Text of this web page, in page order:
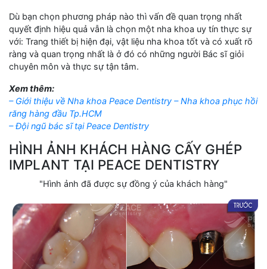
Dù bạn chọn phương pháp nào thì vấn đề quan trọng nhất
quyết định hiệu quả vẫn là chọn một nha khoa uy tín thực sự
với: Trang thiết bị hiện đại, vật liệu nha khoa tốt và có xuất rõ
ràng và quan trọng nhất là ở đó có những người Bác sĩ giỏi
chuyên môn và thực sự tận tâm.
Xem thêm:
– Giới thiệu về Nha khoa Peace Dentistry – Nha khoa phục hồi
răng hàng đầu Tp.HCM
– Đội ngũ bác sĩ tại Peace Dentistry
HÌNH ẢNH KHÁCH HÀNG CẤY GHÉP
IMPLANT TẠI PEACE DENTISTRY
"Hình ảnh đã được sự đồng ý của khách hàng"